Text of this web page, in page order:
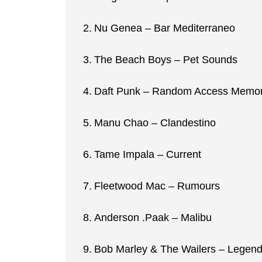
Nu Genea – Bar Mediterraneo
The Beach Boys – Pet Sounds
Daft Punk – Random Access
Manu Chao – Clandestino
Tame Impala – Current
Fleetwood Mac – Rumours
Anderson .Paak – Malibu
Bob Marley & The Wailers – Legend